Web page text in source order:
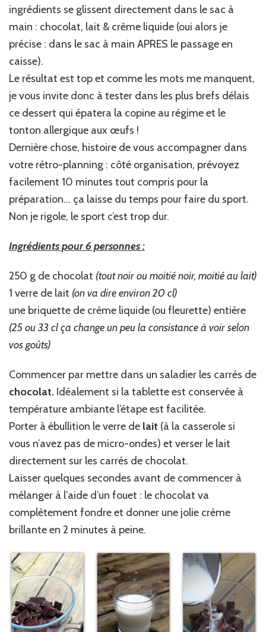
ingrédients se glissent directement dans le sac à
main : chocolat, lait & crème liquide (oui alors je
précise : dans le sac à main APRES le passage en
caisse).
Le résultat est top et comme les mots me manquent,
je vous invite donc à tester dans les plus brefs délais
ce dessert qui épatera la copine au régime et le
tonton allergique aux œufs !
Dernière chose, histoire de vous accompagner dans
votre rétro-planning : côté organisation, prévoyez
facilement 10 minutes tout compris pour la
préparation… ça laisse du temps pour faire du sport.
Non je rigole, le sport c’est trop dur.
Ingrédients pour 6 personnes :
250 g de chocolat (tout noir ou moitié noir, moitié au lait)
1 verre de lait (on va dire environ 20 cl)
une briquette de crème liquide (ou fleurette) entière
(25 ou 33 cl ça change un peu la consistance à voir selon
vos goûts)
Commencer par mettre dans un saladier les carrés de
chocolat. Idéalement si la tablette est conservée à
température ambiante l’étape est facilitée.
Porter à ébullition le verre de lait (à la casserole si
vous n’avez pas de micro-ondes) et verser le lait
directement sur les carrés de chocolat.
Laisser quelques secondes avant de commencer à
mélanger à l’aide d’un fouet : le chocolat va
complètement fondre et donner une jolie crème
brillante en 2 minutes à peine.